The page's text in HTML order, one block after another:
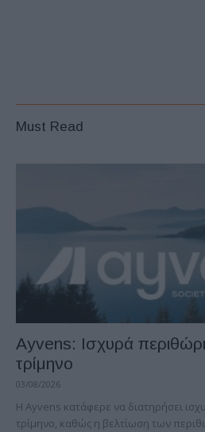
Must Read
Ayvens: Iσχυρά
τρίμηνο
03/08/2026
Η Ayvens κατάφερε να διατηρήσει
τρίμηνο, καθώς η βελτίωση των